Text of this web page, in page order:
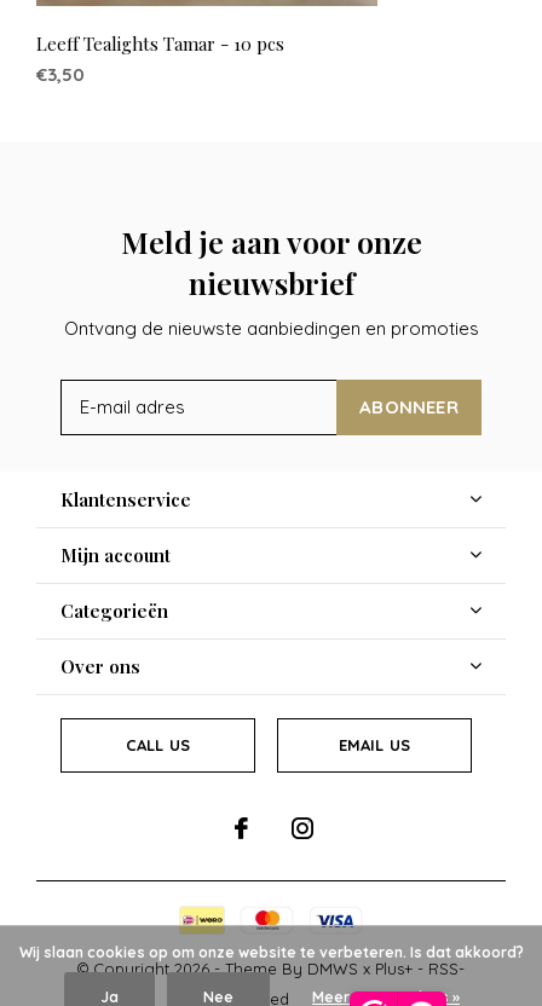
Leeff Tealights Tamar - 10 pcs
€3,50
Meld je aan voor onze
nieuwsbrief
Ontvang de nieuwste aanbiedingen en promoties
ABONNEER
Klantenservice
Mijn account
Categorieën
Over ons
CALL US EMAIL US
© Copyright2026- Theme By DMWS x Plus+ - RSS-
feed
Wij slaan cookies op om onze website te verbeteren. Is dat akkoord?
Ja Nee Meer over cookies »